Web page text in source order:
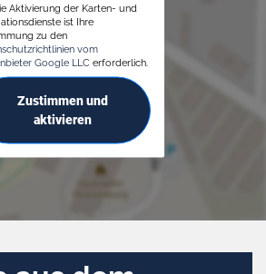
Aktivierung der Karten- und
ist Ihre
zu den
vom
Google LLC erforderlich.
Zustimmen und
aktivieren